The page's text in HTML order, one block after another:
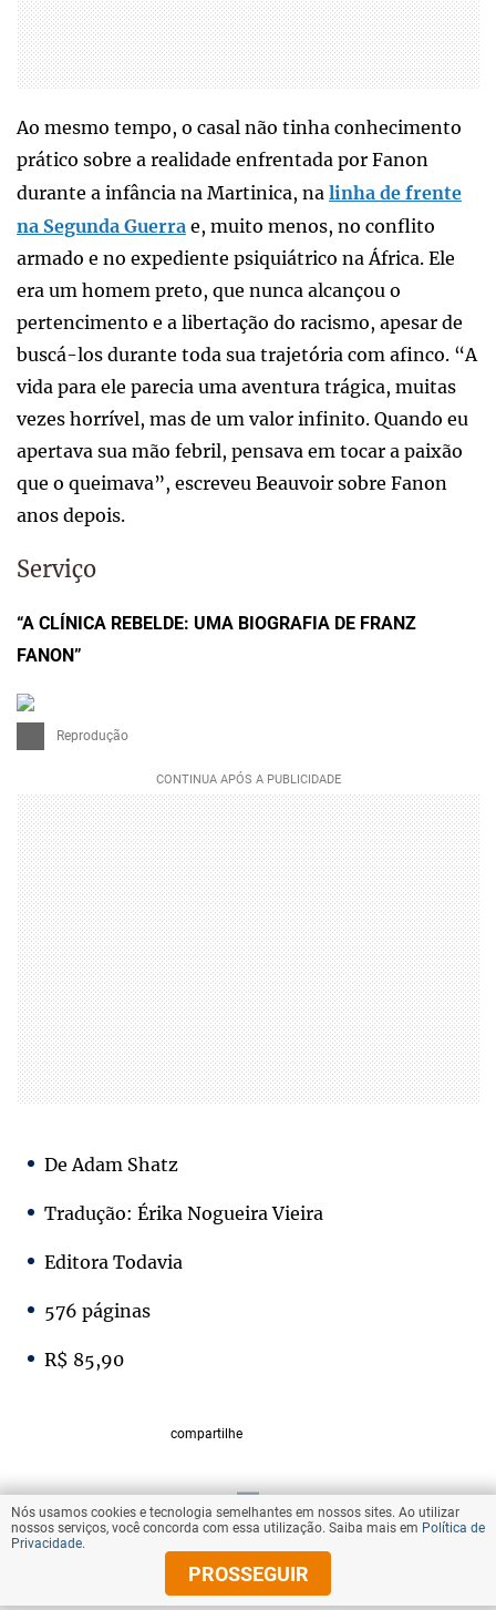
Ao mesmo tempo, o casal não tinha conhecimento
prático sobre a realidade enfrentada por Fanon
durante a infância na Martinica, na linha de frente
na Segunda Guerra e, muito menos, no conflito
armado e no expediente psiquiátrico na África. Ele
era um homem preto, que nunca alcançou o
pertencimento e a libertação do racismo, apesar de
buscá-los durante toda sua trajetória com afinco. “A
vida para ele parecia uma aventura trágica, muitas
vezes horrível, mas de um valor infinito. Quando eu
apertava sua mão febril, pensava em tocar a paixão
que o queimava”, escreveu Beauvoir sobre Fanon
anos depois.
Serviço
“A CLÍNICA REBELDE: UMA BIOGRAFIA DE FRANZ
FANON”
Reprodução
De Adam Shatz
Tradução: Érika Nogueira Vieira
Editora Todavia
576 páginas
R$ 85,90
compartilhe
VOLTAR AO TOPO
© Copyright 2025 Diários Associados
Nós usamos cookies e tecnologia semelhantes em nossos sites. Ao utilizar
nossos serviços, você concorda com essa utilização. Saiba mais em Política de
Privacidade.
PROSSEGUIR